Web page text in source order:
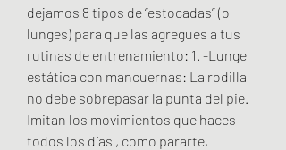
dejamos 8 tipos de “estocadas” (o
lunges) para que las agregues a tus
rutinas de entrenamiento: 1. -Lunge
estática con mancuernas: La rodilla
no debe sobrepasar la punta del pie.
Imitan los movimientos que haces
todos los días , como pararte,